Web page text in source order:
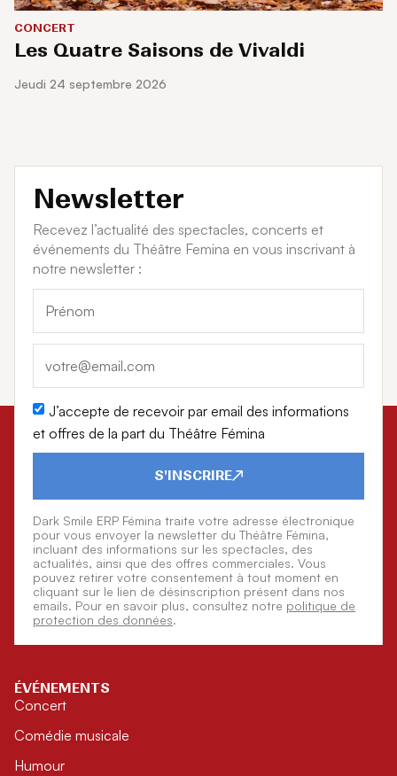
CONCERT
Les Quatre Saisons de Vivaldi
jeudi 24 septembre 2026
Newsletter
Recevez l’actualité des spectacles, concerts et
événements du Théâtre Femina en vous inscrivant à
notre newsletter :
J’accepte de recevoir par email des informations
et offres de la part du Théâtre Fémina
S'INSCRIRE
Dark Smile ERP Fémina traite votre adresse électronique
pour vous envoyer la newsletter du Théâtre Fémina,
incluant des informations sur les spectacles, des
actualités, ainsi que des offres commerciales. Vous
pouvez retirer votre consentement à tout moment en
cliquant sur le lien de désinscription présent dans nos
emails. Pour en savoir plus, consultez notre politique de
protection des données.
ÉVÉNEMENTS
Concert
Comédie musicale
Humour